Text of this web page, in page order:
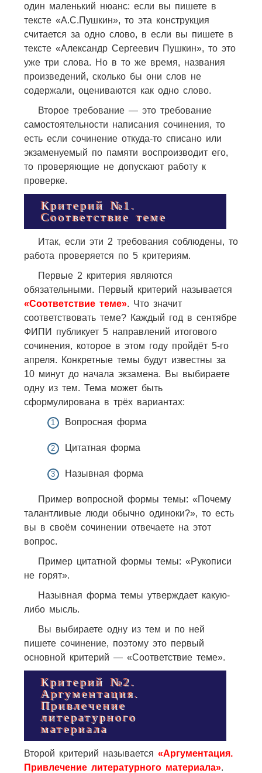
один маленький нюанс: если вы пишете в
тексте «А.С.Пушкин», то эта конструкция
считается за одно слово, в если вы пишете в
тексте «Александр Сергеевич Пушкин», то это
уже три слова. Но в то же время, названия
произведений, сколько бы они слов не
содержали, оцениваются как одно слово.
Второе требование — это требование
самостоятельности написания сочинения, то
есть если сочинение откуда-то списано или
экзаменуемый по памяти воспроизводит его,
то проверяющие не допускают работу к
проверке.
Критерий №1.
Соответствие теме
Итак, если эти 2 требования соблюдены, то
работа проверяется по 5 критериям.
Первые 2 критерия являются
обязательными. Первый критерий называется
«Соответствие теме». Что значит
соответствовать теме? Каждый год в сентябре
ФИПИ публикует 5 направлений итогового
сочинения, которое в этом году пройдёт 5-го
апреля. Конкретные темы будут известны за
10 минут до начала экзамена. Вы выбираете
одну из тем. Тема может быть
сформулирована в трёх вариантах:
Вопросная форма
Цитатная форма
Назывная форма
Пример вопросной формы темы: «Почему
талантливые люди обычно одиноки?», то есть
вы в своём сочинении отвечаете на этот
вопрос.
Пример цитатной формы темы: «Рукописи
не горят».
Назывная форма темы утверждает какую-
либо мысль.
Вы выбираете одну из тем и по ней
пишете сочинение, поэтому это первый
основной критерий — «Соответствие теме».
Критерий №2.
Аргументация.
Привлечение
литературного
материала
Второй критерий называется «Аргументация.
Привлечение литературного материала».